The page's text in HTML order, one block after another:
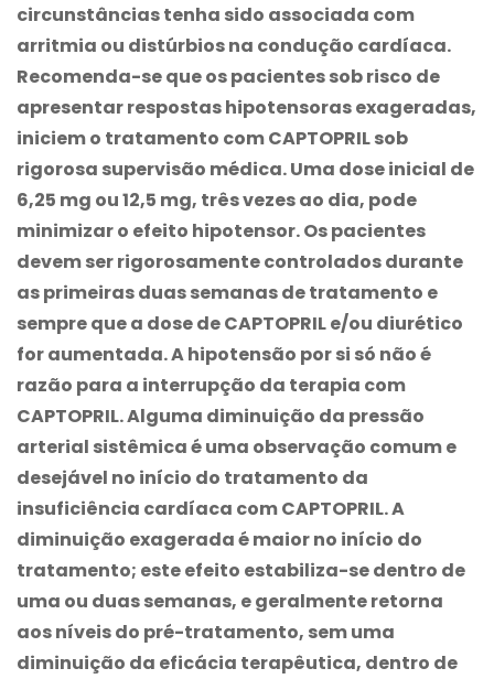
circunstâncias tenha sido associada com
arritmia ou distúrbios na condução cardíaca.
Recomenda-se que os pacientes sob risco de
apresentar respostas hipotensoras exageradas,
iniciem o tratamento com CAPTOPRIL sob
rigorosa supervisão médica. Uma dose inicial de
6,25 mg ou 12,5 mg, três vezes ao dia, pode
minimizar o efeito hipotensor. Os pacientes
devem ser rigorosamente controlados durante
as primeiras duas semanas de tratamento e
sempre que a dose de CAPTOPRIL e/ou diurético
for aumentada. A hipotensão por si só não é
razão para a interrupção da terapia com
CAPTOPRIL. Alguma diminuição da pressão
arterial sistêmica é uma observação comum e
desejável no início do tratamento da
insuficiência cardíaca com CAPTOPRIL. A
diminuição exagerada é maior no início do
tratamento; este efeito estabiliza-se dentro de
uma ou duas semanas, e geralmente retorna
aos níveis do pré-tratamento, sem uma
diminuição da eficácia terapêutica, dentro de